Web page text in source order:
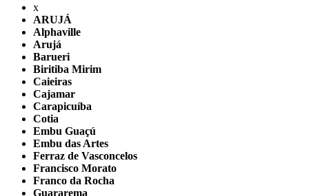
x
ARUJÁ
Alphaville
Arujá
Barueri
Biritiba Mirim
Caieiras
Cajamar
Carapicuíba
Cotia
Embu Guaçú
Embu das Artes
Ferraz de Vasconcelos
Francisco Morato
Franco da Rocha
Guararema